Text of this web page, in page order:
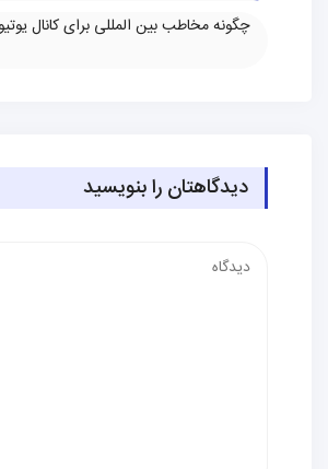
چگونه مخاطب بین ‌المللی برای کانال
دیدگاهتان را بنویسید